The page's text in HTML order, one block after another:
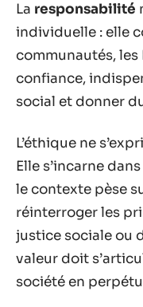
La responsabilité
individuelle : elle
communautés, les
confiance,
social et donner
L’éthique ne
Elle s’incarne
le contexte pèse
réinterroger les
justice sociale ou
valeur doit
société en